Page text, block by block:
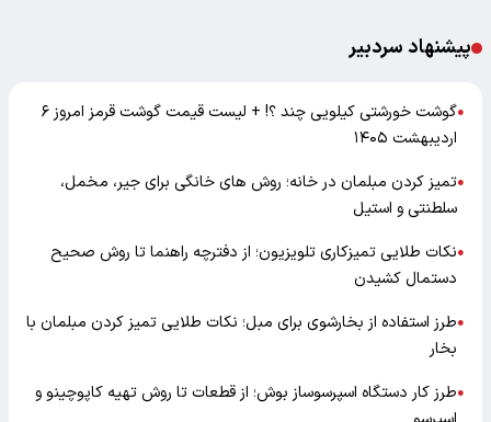
پیشنهاد سردبیر
●
گوشت خورشتی کیلویی چند ؟! + لیست قیمت گوشت قرمز امروز ۶
اردیبهشت ۱۴۰۵
●تمیز کردن مبلمان در خانه؛ روش های خانگی برای جیر، مخمل،
سلطنتی و استیل
●نکات طلایی تمیزکاری تلویزیون؛ از دفترچه راهنما تا روش صحیح
دستمال کشیدن
●طرز استفاده از بخارشوی برای مبل؛ نکات طلایی تمیز کردن مبلمان با
بخار
●طرز کار دستگاه اسپرسوساز بوش؛ از قطعات تا روش تهیه کاپوچینو و